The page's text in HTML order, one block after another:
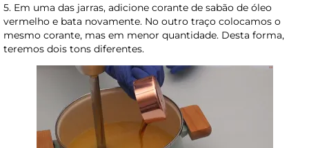
5. Em uma das jarras, adicione corante de sabão de óleo
vermelho e bata novamente. No outro traço colocamos o
mesmo corante, mas em menor quantidade. Desta forma,
teremos dois tons diferentes.